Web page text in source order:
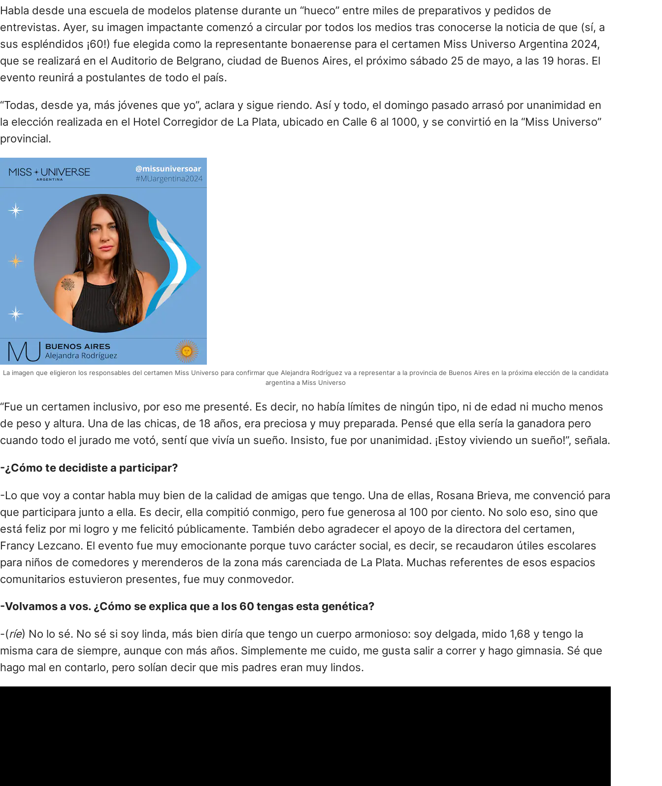
Habla desde una escuela de modelos platense durante un “hueco” entre miles de preparativos y pedidos de
entrevistas. Ayer, su imagen impactante comenzó a circular por todos los medios tras conocerse la noticia de que (sí, a
sus espléndidos ¡60!) fue elegida como la representante bonaerense para el certamen Miss Universo Argentina 2024,
que se realizará en el Auditorio de Belgrano, ciudad de Buenos Aires, el próximo sábado 25 de mayo, a las 19 horas. El
evento reunirá a postulantes de todo el país.
“Todas, desde ya, más jóvenes que yo”, aclara y sigue riendo. Así y todo, el domingo pasado arrasó por unanimidad en
la elección realizada en el Hotel Corregidor de La Plata, ubicado en Calle 6 al 1000, y se convirtió en la “Miss Universo”
provincial.
La imagen que eligieron los responsables del certamen Miss Universo para confirmar que Alejandra Rodríguez va a representar a la provincia de Buenos Aires en la próxima elección de la candidata
argentina a Miss Universo
“Fue un certamen inclusivo, por eso me presenté. Es decir, no había límites de ningún tipo, ni de edad ni mucho menos
de peso y altura. Una de las chicas, de 18 años, era preciosa y muy preparada. Pensé que ella sería la ganadora pero
cuando todo el jurado me votó, sentí que vivía un sueño. Insisto, fue por unanimidad. ¡Estoy viviendo un sueño!”, señala.
-¿Cómo te decidiste a participar?
-Lo que voy a contar habla muy bien de la calidad de amigas que tengo. Una de ellas, Rosana Brieva, me convenció para
que participara junto a ella. Es decir, ella compitió conmigo, pero fue generosa al 100 por ciento. No solo eso, sino que
está feliz por mi logro y me felicitó públicamente. También debo agradecer el apoyo de la directora del certamen,
Francy Lezcano. El evento fue muy emocionante porque tuvo carácter social, es decir, se recaudaron útiles escolares
para niños de comedores y merenderos de la zona más carenciada de La Plata. Muchas referentes de esos espacios
comunitarios estuvieron presentes, fue muy conmovedor.
-Volvamos a vos. ¿Cómo se explica que a los 60 tengas esta genética?
-(ríe) No lo sé. No sé si soy linda, más bien diría que tengo un cuerpo armonioso: soy delgada, mido 1,68 y tengo la
misma cara de siempre, aunque con más años. Simplemente me cuido, me gusta salir a correr y hago gimnasia. Sé que
hago mal en contarlo, pero solían decir que mis padres eran muy lindos.